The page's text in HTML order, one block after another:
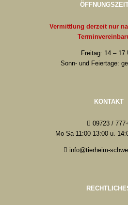
Vermittlung derzeit nur
Freitag: 14 – 17
Sonn- und Feiertage:
KONTAKT
09723 /
Mo-Sa 11:00-13:00 u.
info@tierheim-